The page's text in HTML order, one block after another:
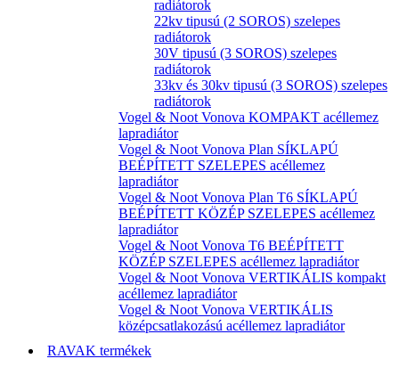
radiátorok
22kv tipusú (2 SOROS) szelepes
radiátorok
30V tipusú (3 SOROS) szelepes
radiátorok
33kv és 30kv tipusú (3 SOROS) szelepes
radiátorok
Vogel & Noot Vonova KOMPAKT acéllemez
lapradiátor
Vogel & Noot Vonova Plan SÍKLAPÚ
BEÉPÍTETT SZELEPES acéllemez
lapradiátor
Vogel & Noot Vonova Plan T6 SÍKLAPÚ
BEÉPÍTETT KÖZÉP SZELEPES acéllemez
lapradiátor
Vogel & Noot Vonova T6 BEÉPÍTETT
KÖZÉP SZELEPES acéllemez lapradiátor
Vogel & Noot Vonova VERTIKÁLIS kompakt
acéllemez lapradiátor
Vogel & Noot Vonova VERTIKÁLIS
középcsatlakozású acéllemez lapradiátor
RAVAK termékek